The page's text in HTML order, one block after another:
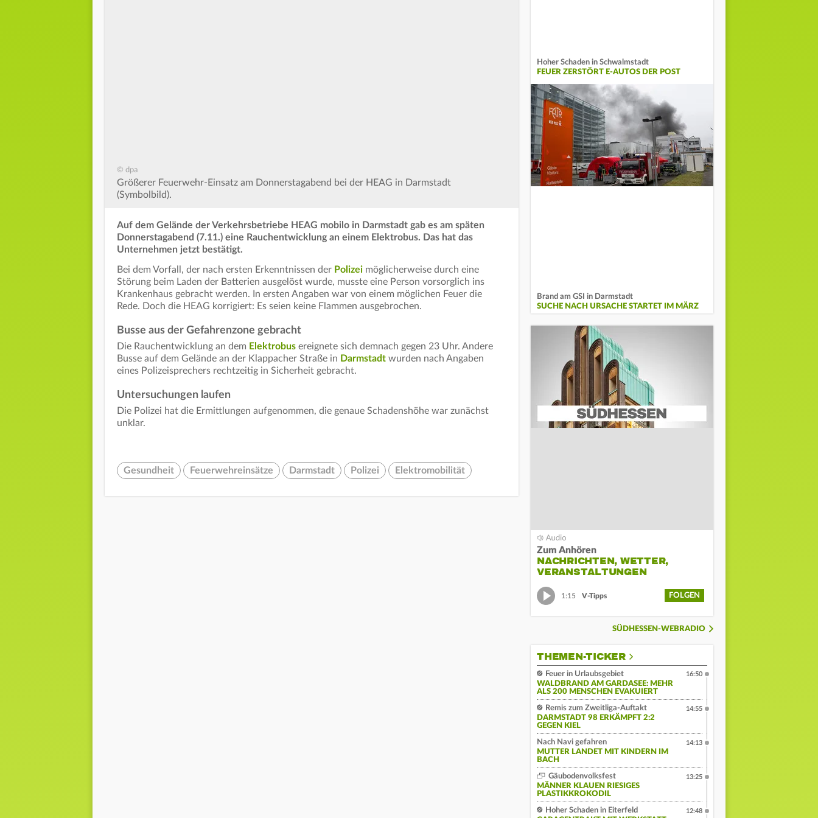
© dpa
Größerer Feuerwehr-Einsatz am Donnerstagabend bei der HEAG in Darmstadt
(Symbolbild).
Auf dem Gelände der Verkehrsbetriebe HEAG mobilo in Darmstadt gab es am späten
Donnerstagabend (7.11.) eine Rauchentwicklung an einem Elektrobus. Das hat das
Unternehmen jetzt bestätigt.
Bei dem Vorfall, der nach ersten Erkenntnissen der Polizei möglicherweise durch eine
Störung beim Laden der Batterien ausgelöst wurde, musste eine Person vorsorglich ins
Krankenhaus gebracht werden. In ersten Angaben war von einem möglichen Feuer die
Rede. Doch die HEAG korrigiert: Es seien keine Flammen ausgebrochen.
Busse aus der Gefahrenzone gebracht
Die Rauchentwicklung an dem Elektrobus ereignete sich demnach gegen 23 Uhr. Andere
Busse auf dem Gelände an der Klappacher Straße in Darmstadt wurden nach Angaben
eines Polizeisprechers rechtzeitig in Sicherheit gebracht.
Untersuchungen laufen
Die Polizei hat die Ermittlungen aufgenommen, die genaue Schadenshöhe war zunächst
unklar.
Gesundheit Feuerwehreinsätze Darmstadt Polizei Elektromobilität
Hoher Schaden in Schwalmstadt
FEUER ZERSTÖRT E-AUTOS DER POST
Brand am GSI in Darmstadt
SUCHE NACH URSACHE STARTET IM MÄRZ
Zum Anhören
NACHRICHTEN, WETTER,
VERANSTALTUNGEN
1:15 V-Tipps FOLGEN
SÜDHESSEN-WEBRADIO
THEMEN-TICKER
Feuer in Urlaubsgebiet
WALDBRAND AM GARDASEE: MEHR
ALS 200 MENSCHEN EVAKUIERT
16:50
Remis zum Zweitliga-Auftakt
DARMSTADT 98 ERKÄMPFT 2:2
GEGEN KIEL
14:55
Nach Navi gefahren
MUTTER LANDET MIT KINDERN IM
BACH
14:13
Gäubodenvolksfest
MÄNNER KLAUEN RIESIGES
PLASTIKKROKODIL
13:25
Hoher Schaden in Eiterfeld
12:48